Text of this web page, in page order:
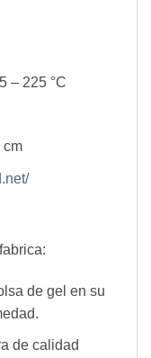
– 225 °C
cm
de gel en su
de calidad